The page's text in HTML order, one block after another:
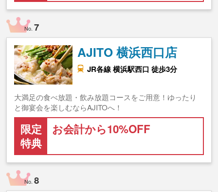
No.7
AJITO 横浜西口店
JR各線 横浜駅西口 徒歩3分
大満足の食べ放題・飲み放題コースをご用意！ゆったり
と御宴会を楽しむならAJITOへ！
限定
特典
お会計から10%OFF
No.8